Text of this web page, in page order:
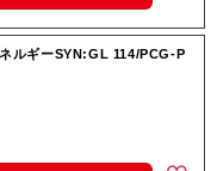
ルギーSYN:GL 114/PCG-P